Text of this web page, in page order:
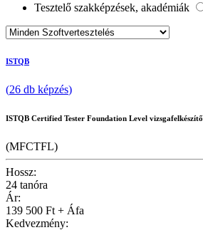
Tesztelő szakképzések, akadémiák
ISTQB
(26 db képzés)
ISTQB Certified Tester Foundation Level vizsgafelkészítő
(MFCTFL)
Hossz:
24 tanóra
Ár:
139 500 Ft + Áfa
Kedvezmény: